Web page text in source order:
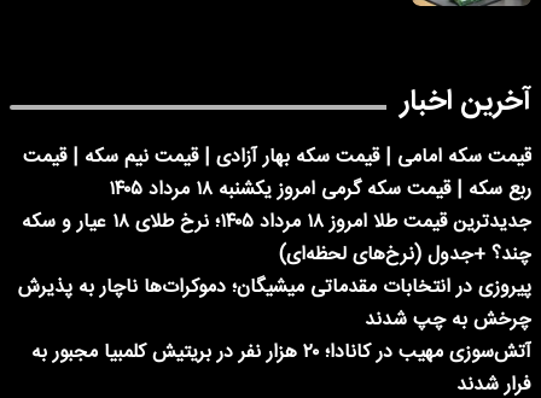
آخرین اخبار
قیمت سکه امامی | قیمت سکه بهار آزادی | قیمت نیم سکه | قیمت
ربع سکه | قیمت سکه گرمی امروز یکشنبه ۱۸ مرداد ۱۴۰۵
جدیدترین قیمت طلا امروز ۱۸ مرداد ۱۴۰۵؛ نرخ طلای ۱۸ عیار و سکه
چند؟ +جدول (نرخ‌های لحظه‌ای)
پیروزی در انتخابات مقدماتی میشیگان؛ دموکرات‌ها ناچار به پذیرش
چرخش به چپ شدند
آتش‌سوزی مهیب در کانادا؛ ۲۰ هزار نفر در بریتیش کلمبیا مجبور به
فرار شدند